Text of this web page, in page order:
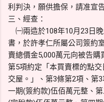
利判決，願供擔保，請准宣
三、經查：
㈠兩造於108年10月23日
書，於許孝仁所屬公司簽約
賣總價金5,000萬元向被告
第5項約定「本買賣標的點
交屋。」、第3條第2項、第
一期(簽約款)伍佰萬元整、